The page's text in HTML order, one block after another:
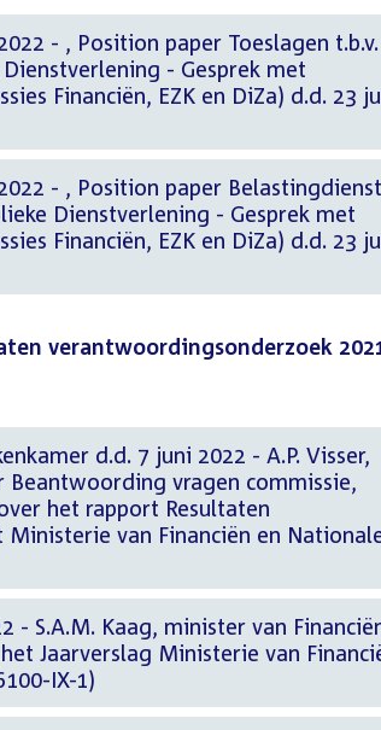
t.b.v.
- Gesprek met
Financiën, EZK en DiZa) d.d. 23
Dienstverlening - Gesprek met
Financiën, EZK en DiZa) d.d. 23
verantwoordingsonderzoek
d.d. 7 juni 2022 - A.P. Visser,
Beantwoording vragen commissie,
het rapport Resultaten
van Financiën en
- S.A.M. Kaag, minister van
Jaarverslag Ministerie van
IX-1)